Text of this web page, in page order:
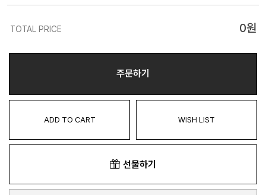
TOTAL PRICE 0원
주문하기
ADD TO CART WISH LIST
선물하기